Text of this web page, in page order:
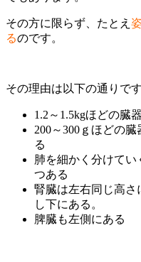
その方に限らず、たとえ
るのです。
その理由は以下の通りです
1.2～1.5kgほどの臓
200～300ｇほどの
る
肺を細かく分けてい
つある
腎臓は左右同じ高さ
し下にある。
脾臓も左側にある